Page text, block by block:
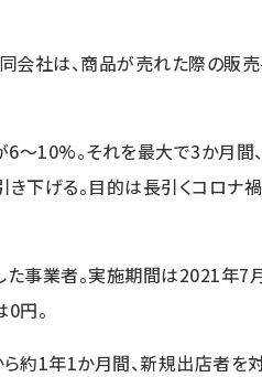
会社は、商品が売れた際の販
6～10%。それを最大で3か月間
下げる。目的は長引くコロナ
た事業者。実施期間は2021年7
円。
約1年1か月間、新規出店者を